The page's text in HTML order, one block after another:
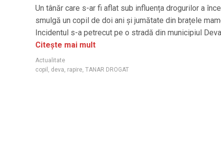
Un tânăr care s-ar fi aflat sub influența drogurilor a
smulgă un copil de doi ani și jumătate din brațele
Incidentul s-a petrecut pe o stradă din municipiul
Citește mai mult
Actualitate
copil
deva rapire TANAR DROGAT